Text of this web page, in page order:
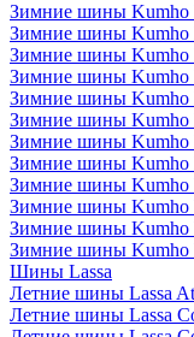
Зимние шины Kumho
Зимние шины Kumho
Зимние шины Kumho
Зимние шины Kumho
Зимние шины Kumho
Зимние шины Kumho
Зимние шины Kumho
Зимние шины Kumho
Зимние шины Kumho
Зимние шины Kumho
Зимние шины Kumho
Зимние шины Kumho
Шины Lassa
Летние шины Lassa
Летние шины Lassa